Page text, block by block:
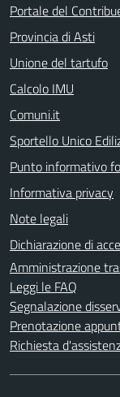
Portale del
Provincia di Asti
Unione del tartufo
Calcolo IMU
Comuni.it
Sportello Unico
Punto informativo
Informativa privacy
Note legali
Dichiarazione di
Amministrazione
Leggi le FAQ
Segnalazione
Prenotazione
Richiesta